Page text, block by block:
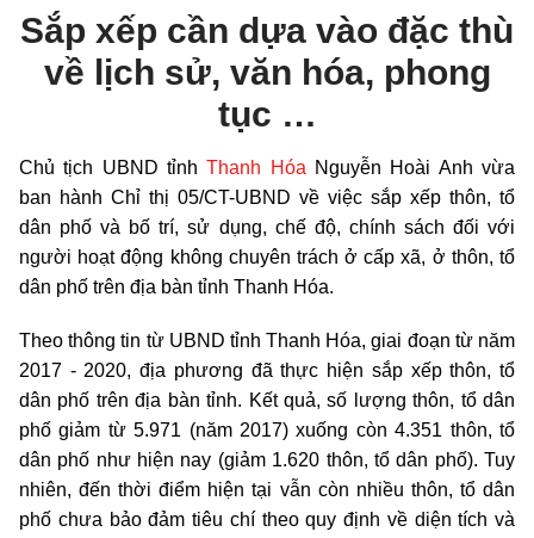
Sắp xếp cần dựa vào đặc thù
về lịch sử, văn hóa, phong
tục …
Chủ tịch UBND tỉnhThanh Hóa Nguyễn Hoài Anh vừa
ban hành Chỉ thị 05/CT-UBND về việc sắp xếp thôn, tổ
dân phố và bố trí, sử dụng, chế độ, chính sách đối với
người hoạt động không chuyên trách ở cấp xã, ở thôn, tổ
dân phố trên địa bàn tỉnh Thanh Hóa.
Theo thông tin từ UBND tỉnh Thanh Hóa, giai đoạn từ năm
2017 - 2020, địa phương đã thực hiện sắp xếp thôn, tổ
dân phố trên địa bàn tỉnh. Kết quả, số lượng thôn, tổ dân
phố giảm từ 5.971 (năm 2017) xuống còn 4.351 thôn, tổ
dân phố như hiện nay (giảm 1.620 thôn, tổ dân phố). Tuy
nhiên, đến thời điểm hiện tại vẫn còn nhiều thôn, tổ dân
phố chưa bảo đảm tiêu chí theo quy định về diện tích và